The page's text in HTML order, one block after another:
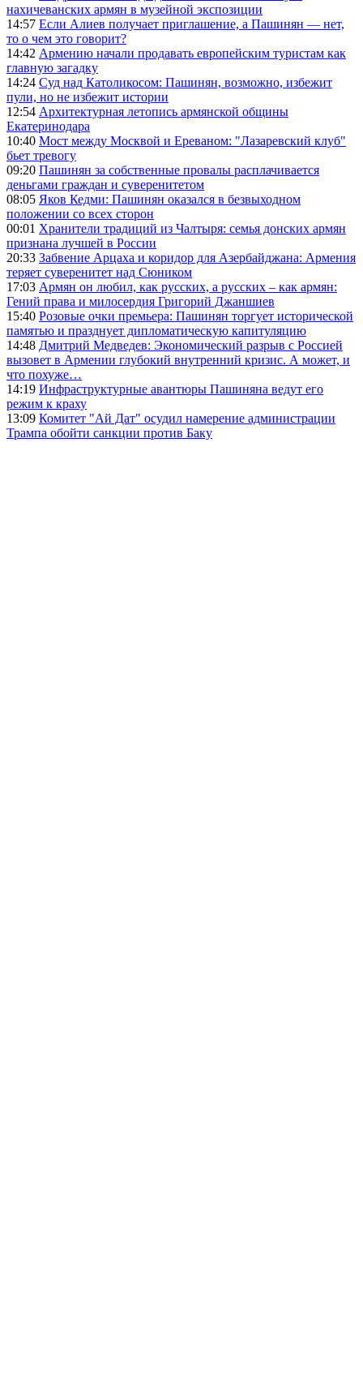
нахичеванских армян в музейной экспозиции
14:57 Если Алиев получает приглашение, а Пашинян — нет,
то о чем это говорит?
14:42 Армению начали продавать европейским туристам как
главную загадку
14:24 Суд над Католикосом: Пашинян, возможно, избежит
пули, но не избежит истории
12:54 Архитектурная летопись армянской общины
Екатеринодара
10:40 Мост между Москвой и Ереваном: "Лазаревский клуб"
бьет тревогу
09:20 Пашинян за собственные провалы расплачивается
деньгами граждан и суверенитетом
08:05 Яков Кедми: Пашинян оказался в безвыходном
положении со всех сторон
00:01 Хранители традиций из Чалтыря: семья донских армян
признана лучшей в России
20:33 Забвение Арцаха и коридор для Азербайджана: Армения
теряет суверенитет над Сюником
17:03 Армян он любил, как русских, а русских – как армян:
Гений права и милосердия Григорий Джаншиев
15:40 Розовые очки премьера: Пашинян торгует исторической
памятью и празднует дипломатическую капитуляцию
14:48 Дмитрий Медведев: Экономический разрыв с Россией
вызовет в Армении глубокий внутренний кризис. А может, и
что похуже…
14:19 Инфраструктурные авантюры Пашиняна ведут его
режим к краху
13:09 Комитет "Ай Дат" осудил намерение администрации
Трампа обойти санкции против Баку